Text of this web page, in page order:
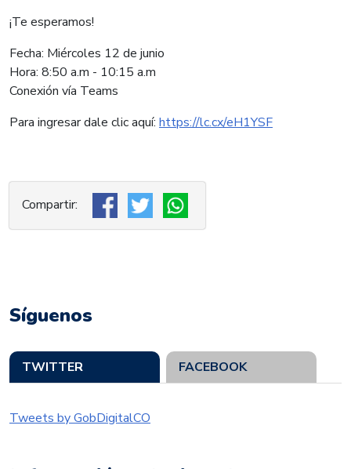
¡Te esperamos!
Fecha: Miércoles 12 de junio
Hora: 8:50 a.m - 10:15 a.m
Conexión vía Teams
Para ingresar dale clic aquí: https://lc.cx/eH1YSF
Síguenos
TWITTER FACEBOOK
Tweets by GobDigitalCO